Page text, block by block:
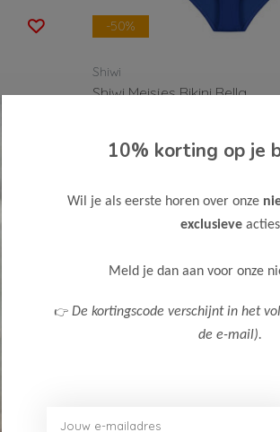
-50%
Shiwi
Shiwi Meisjes Bikini Bella
20,00 39,99
10% korting op je
Wil je als eerste horen over onze
exclusieve
Meld je dan aan voor onze
👉 De kortingscode verschijnt in het
de e-mail).